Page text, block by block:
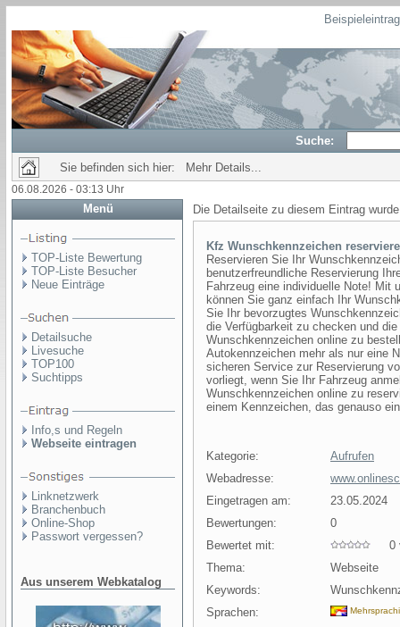
Suche:
Sie befinden sich hier: Mehr Details...
06.08.2026 - 03:13 Uhr
Menü
TOP-Liste Bewertung
TOP-Liste Besucher
Neue Einträge
Detailsuche
Livesuche
TOP100
Suchtipps
Info,s und Regeln
Webseite eintragen
Linknetzwerk
Branchenbuch
Online-Shop
Passwort vergessen?
Aus unserem Webkatalog
Die Detailseite zu diesem Eintrag
Kfz Wunschkennzeichen
Reservieren Sie Ihr
benutzerfreundliche Reservierung
Fahrzeug eine individuelle Note! Mit
können Sie ganz einfach Ihr
Sie Ihr bevorzugtes
die Verfügbarkeit zu checken und
Wunschkennzeichen online zu
Autokennzeichen mehr als nur eine
sicheren Service zur Reservierung
vorliegt, wenn Sie Ihr Fahrzeug
Wunschkennzeichen online zu
einem Kennzeichen, das genauso
Kategorie:
Aufrufen
Webadresse:
Eingetragen am:
23.05.2024
Bewertungen:
0
Bewertet mit:
0
Thema:
Webseite
Keywords:
Sprachen: